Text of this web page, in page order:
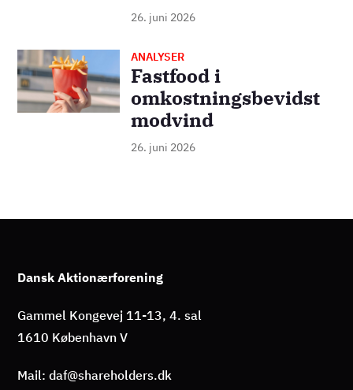
26. juni 2026
Billede ANALYSER
Fastfood i
omkostningsbevidst
modvind
26. juni 2026
Dansk Aktionærforening
Gammel Kongevej 11-13, 4. sal
1610 København V
Mail: daf@shareholders.dk